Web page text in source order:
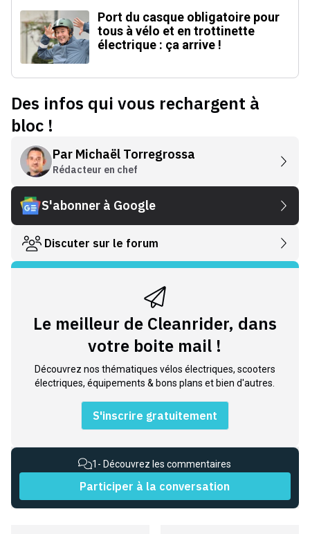
Port du casque obligatoire pour
tous à vélo et en trottinette
électrique : ça arrive !
Des infos qui vous rechargent à
bloc !
Par Michaël Torregrossa
Rédacteur en chef
S'abonner à Google
Discuter sur le forum
Le meilleur de Cleanrider, dans
votre boite mail !
Découvrez nos thématiques vélos électriques, scooters
électriques, équipements & bons plans et bien d'autres.
S'inscrire gratuitement
1 - Découvrez les commentaires
Participer à la conversation